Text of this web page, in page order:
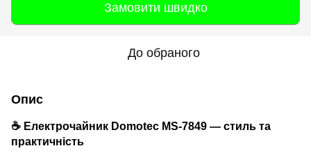
Замовити швидко
До обраного
Опис
☕ Електрочайник Domotec MS-7849 — стиль та
практичність